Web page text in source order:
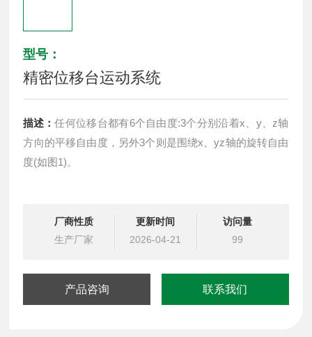
型号：
精密位移台运动系统
描述：任何位移台都有6个自由度:3个分别沿着x、y、z轴
方向的平移自由度，另外3个则是围绕x、yz轴的旋转自由
度(如图1)。
厂商性质
生产厂家
更新时间
2026-04-21
访问量
99
产品咨询 联系我们